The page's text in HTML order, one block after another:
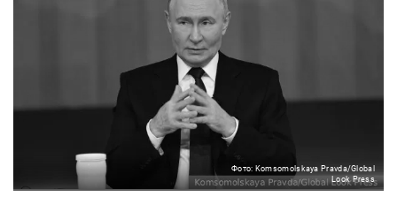
Фото: Komsomolskaya Pravda/Global
Look Press